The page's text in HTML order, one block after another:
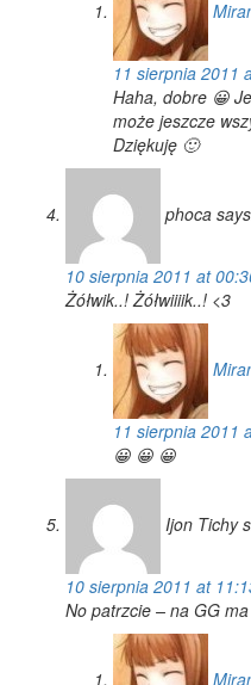
11 sierpnia 2011
Haha, dobre 😀
może jeszcze
Dziękuję 🙂
phoca
10 sierpnia 2011 at
Żółwik..! Żółwiiiik..! <3
11 sierpnia 2011
😀 😀 😀
Ijon Tichy
10 sierpnia 2011 at
No patrzcie – na GG